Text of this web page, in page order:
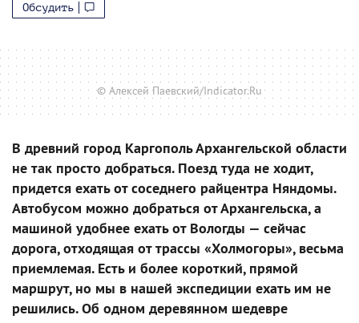
Обсудить
© Алексей Паевский/Indicator.Ru
В древний город Каргополь Архангельской области
не так просто добраться. Поезд туда не ходит,
придется ехать от соседнего райцентра Няндомы.
Автобусом можно добраться от Архангельска, а
машиной удобнее ехать от Вологды — сейчас
дорога, отходящая от трассы «Холмогоры», весьма
приемлемая. Есть и более короткий, прямой
маршрут, но мы в нашей экспедиции ехать им не
решились. Об одном деревянном шедевре